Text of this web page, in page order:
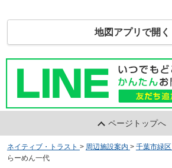
地図アプリで開く
ページトップへ
ネイティブ・トラスト > 周辺施設案内 > 千葉市緑区
らーめん一代